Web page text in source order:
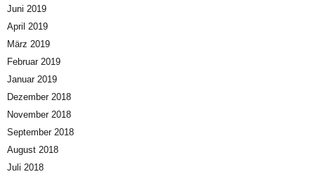
Juni 2019
April 2019
März 2019
Februar 2019
Januar 2019
Dezember 2018
November 2018
September 2018
August 2018
Juli 2018